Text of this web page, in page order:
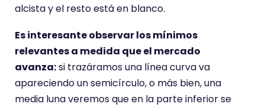
alcista y el resto está en blanco.
Es interesante observar los mínimos
relevantes a medida que el mercado
avanza:si trazáramos una línea curva va
apareciendo un semicírculo, o más bien, una
media luna veremos que en la parte inferior se